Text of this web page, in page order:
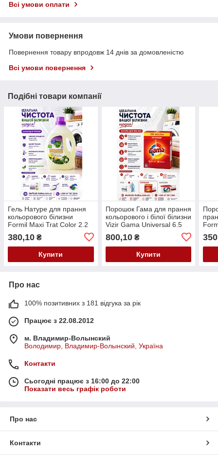
Всі умови оплати
Умови повернення
Повернення товару впродовж 14 днів за домовленістю
Всі умови повернення
Подібні товари компанії
Гель Натуре для прання
кольорового білизни
Formil Maxi Trat Color 2.2
380,10 ₴
Купити
Порошок Гама для прання
кольорового і білої білизни
Vizir Gama Universal 6.5
800,10₴
Купити
Про нас
100% позитивних з 181 відгука за рік
Працює з 22.08.2012
м. Владимир-Волынский
Володимир, Владимир-Волынский, Україна
Контакти
Сьогодні працює з 16:00 до 22:00
Показати весь графік роботи
Про нас
Контакти